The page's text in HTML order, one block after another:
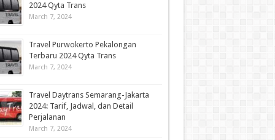
2024 Qyta Trans
March 7, 2024
Travel Purwokerto Pekalongan
Terbaru 2024 Qyta Trans
March 7, 2024
Travel Daytrans Semarang-Jakarta
2024: Tarif, Jadwal, dan Detail
Perjalanan
March 7, 2024